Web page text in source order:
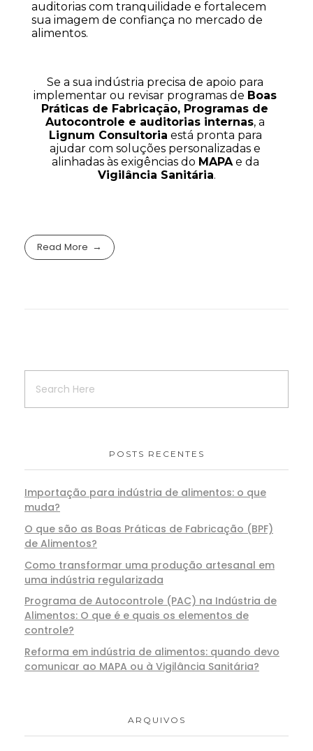
auditorias com tranquilidade e fortalecem
sua imagem de confiança no mercado de
alimentos.
Se a sua indústria precisa de apoio para
implementar ou revisar programas de Boas
Práticas de Fabricação, Programas de
Autocontrole e auditorias internas
Lignum Consultoria está pronta para
ajudar com soluções personalizadas e
alinhadas às exigências do MAPA
Vigilância Sanitária.
Read More
POSTS RECENTES
Importação para indústria de alimentos: o que
muda?
O que são as Boas Práticas de Fabricação (BPF)
de Alimentos?
Como transformar uma produção artesanal em
uma indústria regularizada
Programa de Autocontrole (PAC) na Indústria de
Alimentos: O que é e quais os elementos de
controle?
Reforma em indústria de alimentos: quando devo
comunicar ao MAPA ou à Vigilância Sanitária?
ARQUIVOS